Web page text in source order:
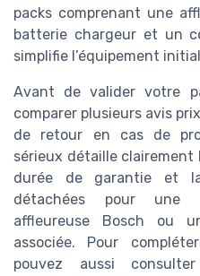
packs comprenant une
batterie chargeur et un
simplifie l’équipement
Avant de valider votre
comparer plusieurs avis
de retour en cas de
sérieux détaille clairement
durée de garantie et
détachées pour une
affleureuse Bosch ou
associée. Pour
pouvez aussi